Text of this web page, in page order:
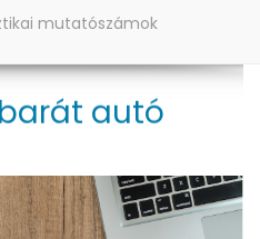
mutatószámok
autó